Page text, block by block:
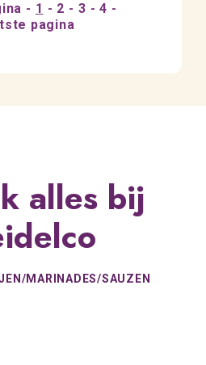
1 2 3
4
pagina
alles bij
MARINADES/SAUZEN